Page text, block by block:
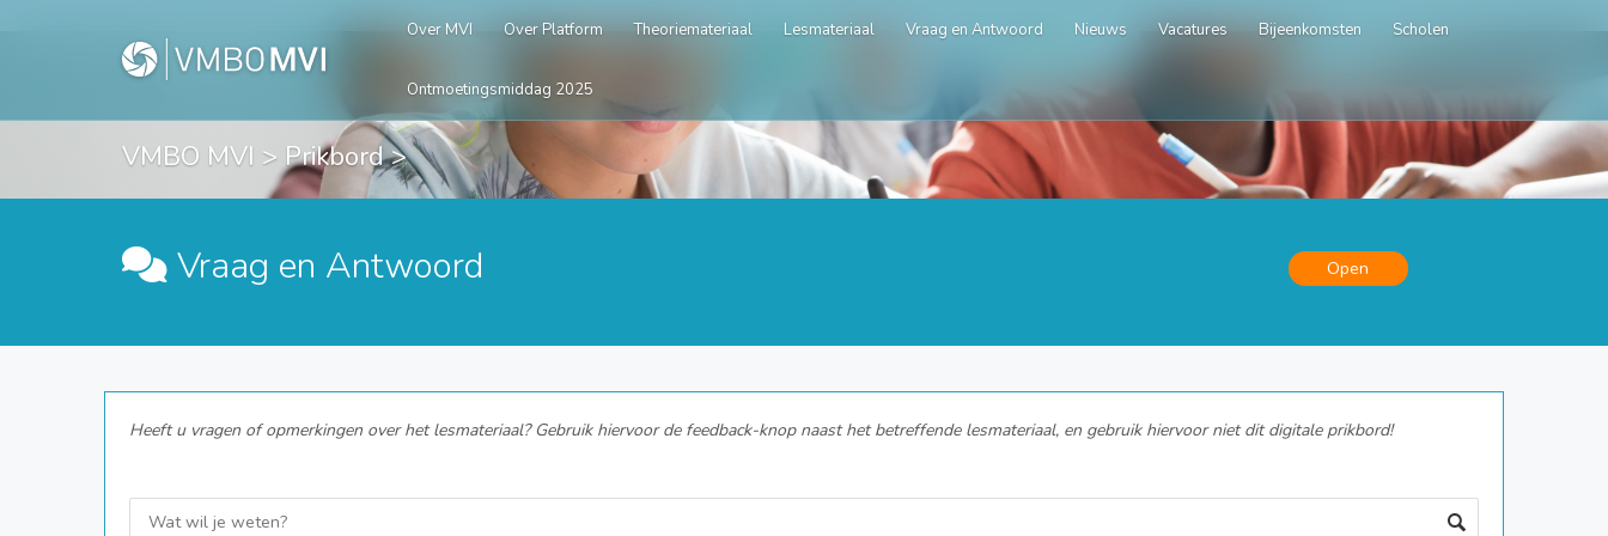
Over MVI Over Platform Theoriemateriaal Lesmateriaal Vraag en Antwoord Nieuws Vacatures Bijeenkomsten Scholen
Ontmoetingsmiddag 2025
VMBO MVI > Prikbord>
Vraag en Antwoord Open
Heeft u vragen of opmerkingen over het lesmateriaal? Gebruik hiervoor de feedback-knop naast het betreffende lesmateriaal, en gebruik hiervoor niet dit digitale prikbord!